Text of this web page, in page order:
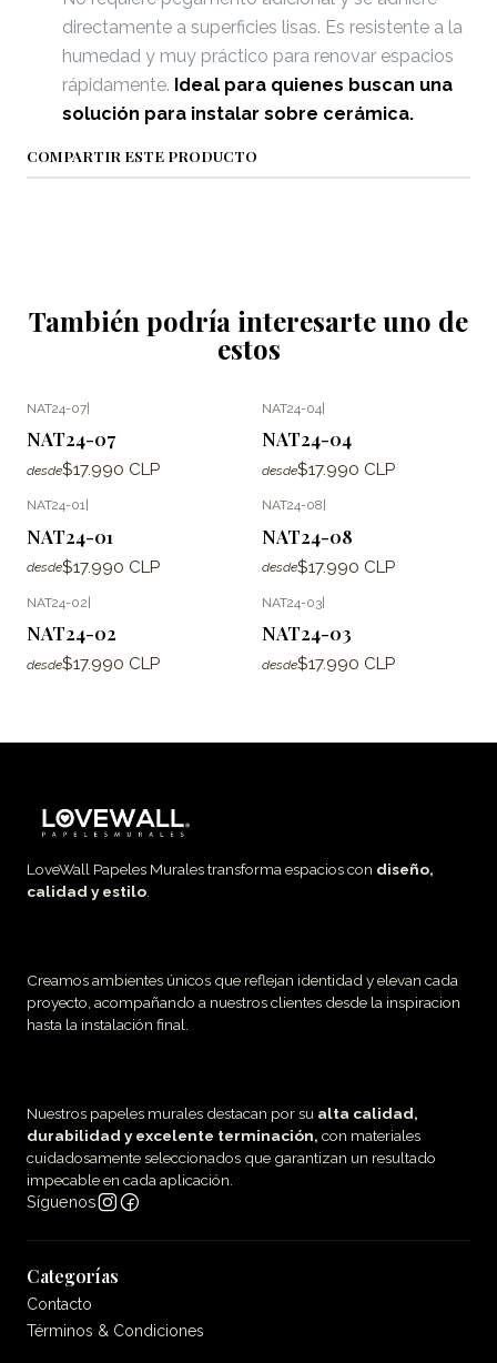
directamente a superficies lisas. Es resistente a la
humedad y muy práctico para renovar espacios
rápidamente. Ideal para quienes buscan una
solución para instalar sobre cerámica.
COMPARTIR ESTE PRODUCTO
También podría interesarte uno de
estos
NAT24-07
NAT24-07
desde$17.990 CLP
NAT24-04
NAT24-04
desde$17.990 CLP
NAT24-01
NAT24-01
desde$17.990 CLP
NAT24-08
NAT24-08
desde$17.990 CLP
NAT24-02|
NAT24-02
desde$17.990 CLP
NAT24-03|
NAT24-03
desde$17.990 CLP
LoveWall Papeles Murales transforma espacios con diseño,
calidad y estilo
Creamos ambientes únicos que reflejan identidad y elevan cada
proyecto, acompañando a nuestros clientes desde la inspiracion
hasta la instalación final.
Nuestros papeles murales destacan por su alta calidad,
durabilidad y excelente terminación, con materiales
cuidadosamente seleccionados que garantizan un resultado
impecable en cada aplicación.
Síguenos
Categorías
Contacto
Términos & Condiciones